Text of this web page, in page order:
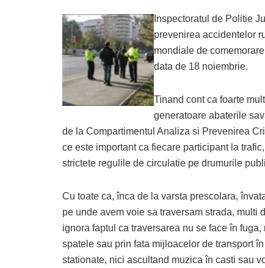
Inspectoratul de Politie
prevenirea accidentelor
mondiale de
data de 18 noiembrie.
Tinand cont ca foarte
generatoare abaterile
de la Compartimentul Analiza si Prevenirea
ce este important ca fiecare participant la
strictete regulile de circulatie pe drumurile
Cu toate ca, înca de la varsta prescolara,
pe unde avem voie sa traversam strada, multi
ignora faptul ca traversarea nu se face în fuga,
spatele sau prin fata mijloacelor de transport
stationate, nici ascultand muzica în casti sau